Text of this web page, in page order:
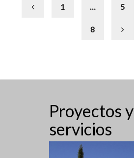
1 … 5
8
Proyectos y
servicios